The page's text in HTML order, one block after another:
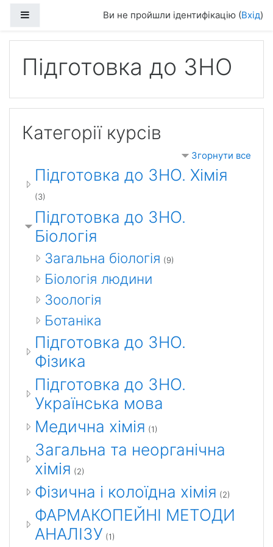
Ви не пройшли ідентифікацію (Вхід)
Підготовка до ЗНО
Категорії курсів
Згорнути все
Підготовка до ЗНО. Хімія
(3)
Підготовка до ЗНО.
Біологія
Загальна біологія (9)
Біологія людини
Зоологія
Ботаніка
Підготовка до ЗНО.
Фізика
Підготовка до ЗНО.
Українська мова
Медична хімія (1)
Загальна та неорганічна
хімія (2)
Фізична і колоїдна хімія (2)
ФАРМАКОПЕЙНІ МЕТОДИ
АНАЛІЗУ (1)